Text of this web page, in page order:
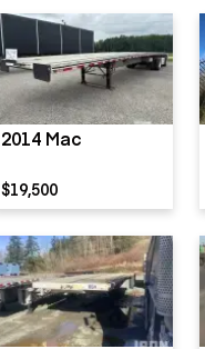
2014 Mac
$19,500